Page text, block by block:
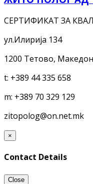
СЕРТИФИКАТ ЗА
ул.Илирија 134
1200 Тетово,
t: +389 44 335 658
m: +389 70 329 129
zitopolog@on.net.mk
×
Contact Details
Close